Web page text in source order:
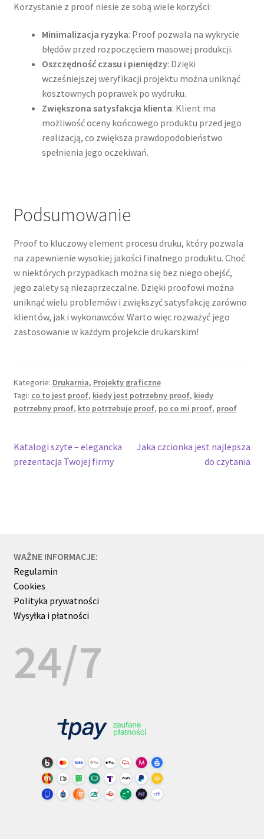
Korzystanie z proof niesie ze sobą wiele korzyści:
Minimalizacja ryzyka: Proof pozwala na wykrycie
błędów przed rozpoczęciem masowej produkcji.
Oszczędność czasu i pieniędzy: Dzięki
wcześniejszej weryfikacji projektu można uniknąć
kosztownych poprawek po wydruku.
Zwiększona satysfakcja klienta: Klient ma
możliwość oceny końcowego produktu przed jego
realizacją, co zwiększa prawdopodobieństwo
spełnienia jego oczekiwań.
Podsumowanie
Proof to kluczowy element procesu druku, który pozwala
na zapewnienie wysokiej jakości finalnego produktu. Choć
w niektórych przypadkach można się bez niego obejść,
jego zalety są niezaprzeczalne. Dzięki proofowi można
uniknąć wielu problemów i zwiększyć satysfakcję zarówno
klientów, jak i wykonawców. Warto więc rozważyć jego
zastosowanie w każdym projekcie drukarskim!
Kategorie: Drukarnia, Projekty graficzne
Tagi: co to jest proof, kiedy jest potrzebny proof, kiedy
potrzebny proof, kto potrzebuje proof, po co mi proof, proof
Nawigacja
wpisu
Poprzedni
wpis:
Katalogi szyte – elegancka
prezentacja Twojej firmy
Następny
Jaka czcionka jest najlepsza
do czytania
WAŻNE INFORMACJE:
Regulamin
Cookies
Polityka prywatności
Wysyłka i płatności
24/7